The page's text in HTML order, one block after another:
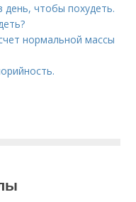
день, чтобы похудеть.
нормальной массы